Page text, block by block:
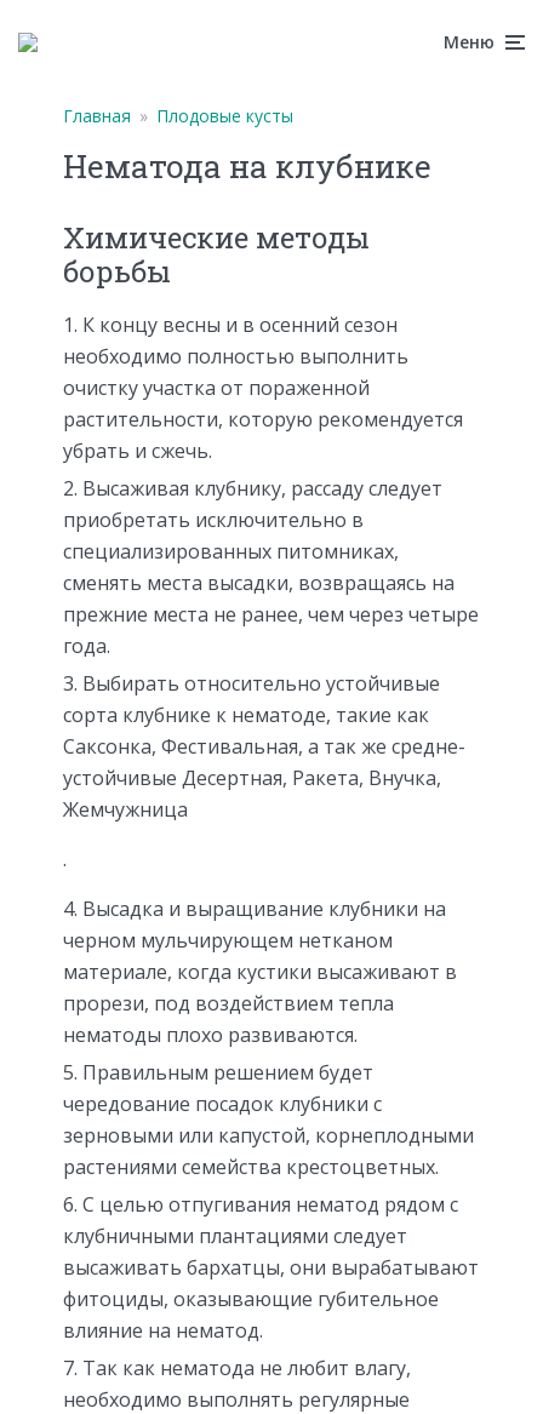
Меню
Главная » Плодовые кусты
Нематода на клубнике
Химические методы
борьбы
К концу весны и в осенний сезон
необходимо полностью выполнить
очистку участка от пораженной
растительности, которую рекомендуется
убрать и сжечь.
Высаживая клубнику, рассаду следует
приобретать исключительно в
специализированных питомниках,
сменять места высадки, возвращаясь на
прежние места не ранее, чем через четыре
года.
Выбирать относительно устойчивые
сорта клубнике к нематоде, такие как
Саксонка, Фестивальная, а так же средне-
устойчивые Десертная, Ракета, Внучка,
Жемчужница
.
Высадка и выращивание клубники на
черном мульчирующем нетканом
материале, когда кустики высаживают в
прорези, под воздействием тепла
нематоды плохо развиваются.
Правильным решением будет
чередование посадок клубники с
зерновыми или капустой, корнеплодными
растениями семейства крестоцветных.
С целью отпугивания нематод рядом с
клубничными плантациями следует
высаживать бархатцы, они вырабатывают
фитоциды, оказывающие губительное
влияние на нематод.
Так как нематода не любит влагу,
необходимо выполнять регулярные